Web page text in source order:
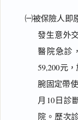
㈠被保險人即
發生意外
醫院急診
59,200元
腕固定帶
月10日診
院。歷次